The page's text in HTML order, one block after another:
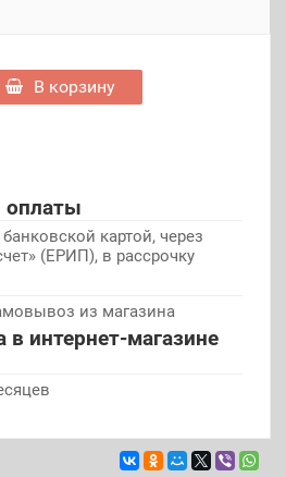
В корзину
оплаты
картой, через
(ЕРИП), в рассрочку
из магазина
в интернет-магазине